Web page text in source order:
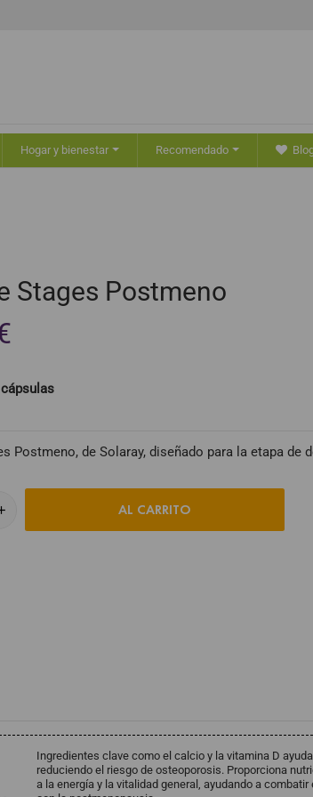
Hogar y bienestar Recomendado
Stages Postmeno
Postmeno, de Solaray, diseñado para la etapa de
AL CARRITO
Ingredientes clave como el calcio y la vitamina D
reduciendo el riesgo de osteoporosis. Proporciona
a la energía y la vitalidad general, ayudando a